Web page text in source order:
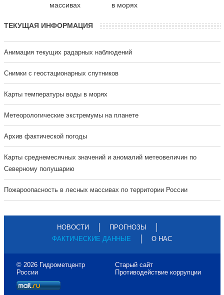
массивах
в морях
ТЕКУЩАЯ ИНФОРМАЦИЯ
Анимация текущих радарных наблюдений
Cнимки с геостационарных спутников
Карты температуры воды в морях
Метеорологические экстремумы на планете
Архив фактической погоды
Карты среднемесячных значений и аномалий метеовеличин по
Северному полушарию
Пожароопасность в лесных массивах по территории России
НОВОСТИ
ПРОГНОЗЫ
ФАКТИЧЕСКИЕ ДАННЫЕ
О НАС
© 2026 Гидрометцентр
России
Старый сайт
Противодействие коррупции